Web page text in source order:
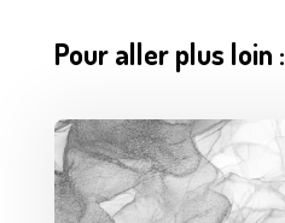
Pour aller plus loin :